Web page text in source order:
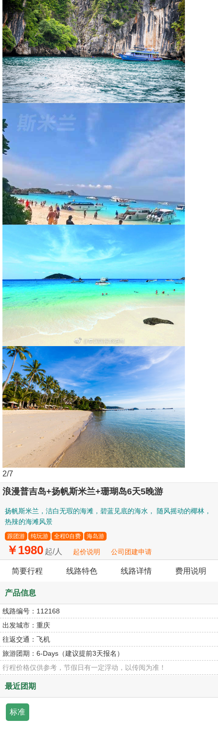
3/7
浪漫普吉岛+扬帆斯米兰+珊瑚岛6天5晚游
扬帆斯米兰，洁白无瑕的海滩，碧蓝见底的海水， 随风摇动的椰林，
热辣的海滩风景
跟团游 纯玩游 全程0自费 海岛游
￥1980 起/人 起价说明 公司团建申请
简要行程 线路特色 线路详情 费用说明
产品信息
线路编号： 112168
出发城市： 重庆
往返交通： 飞机
旅游团期： 6-Days（建议提前3天报名）
行程价格仅供参考，节假日有一定浮动，以传阅为准！
最近团期
标准